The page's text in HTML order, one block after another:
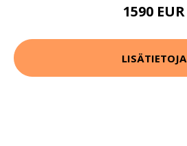
1590 EUR
LISÄTIETOJA